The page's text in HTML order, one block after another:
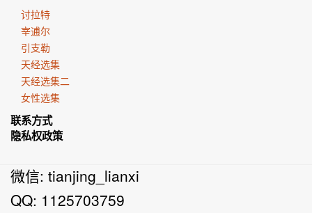
讨拉特
宰逋尔
引支勒
天经选集
天经选集二
女性选集
联系方式
隐私权政策
微信: tianjing_lianxi
QQ: 1125703759